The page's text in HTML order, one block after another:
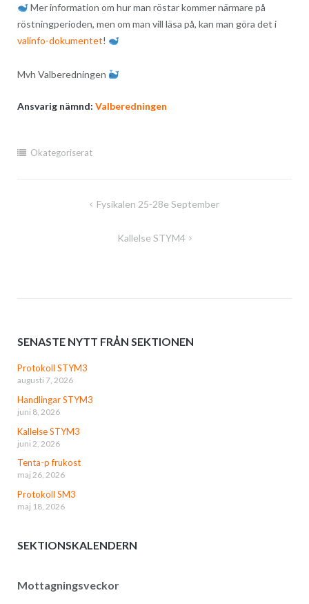
Mer information om hur man röstar kommer närmare på
röstningperioden, men om man vill läsa på, kan man göra det i
valinfo-dokumentet!
Mvh Valberedningen
Ansvarig nämnd: Valberedningen
Okategoriserat
InläggsnavigeringFysikalen 25-28e September
Kallelse STYM4
SENASTE NYTT FRÅN SEKTIONEN
Protokoll STYM3
augusti 7, 2026
Handlingar STYM3
juni 8, 2026
Kallelse STYM3
juni 2, 2026
Tenta-p frukost
maj 26, 2026
Protokoll SM3
maj 18, 2026
SEKTIONSKALENDERN
Mottagningsveckor